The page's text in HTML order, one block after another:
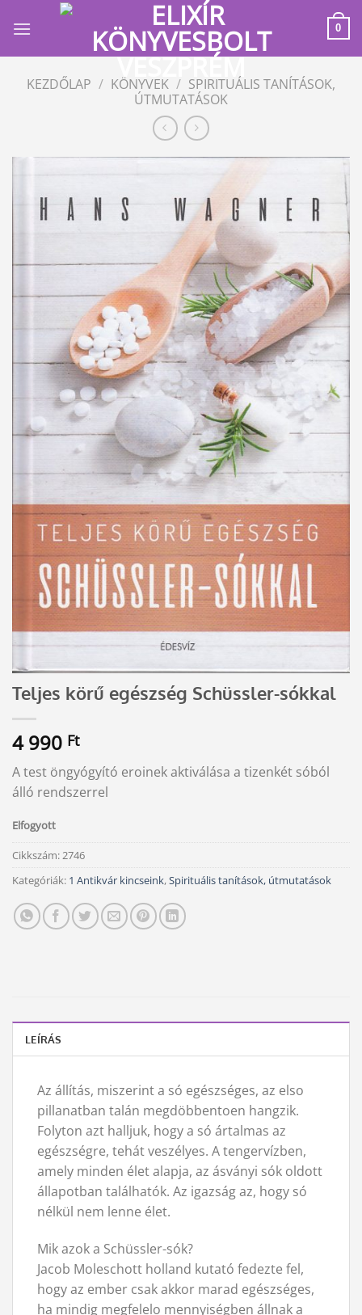
0
KEZDŐLAP / KÖNYVEK / SPIRITUÁLIS TANÍTÁSOK,
ÚTMUTATÁSOK
Teljes körű egészség Schüssler-sókkal
4 990 Ft
A test öngyógyító eroinek aktiválása a tizenkét sóból
álló rendszerrel
Elfogyott
Cikkszám:2746
Kategóriák: 1 Antikvár kincseink,Spirituális tanítások, útmutatások
LEÍRÁS
Az állítás, miszerint a só egészséges, az elso
pillanatban talán megdöbbentoen hangzik.
Folyton azt halljuk, hogy a só ártalmas az
egészségre, tehát veszélyes. A tengervízben,
amely minden élet alapja, az ásványi sók oldott
állapotban találhatók. Az igazság az, hogy só
nélkül nem lenne élet.
Mik azok a Schüssler-sók?
Jacob Moleschott holland kutató fedezte fel,
hogy az ember csak akkor marad egészséges,
ha mindig megfelelo mennyiségben állnak a